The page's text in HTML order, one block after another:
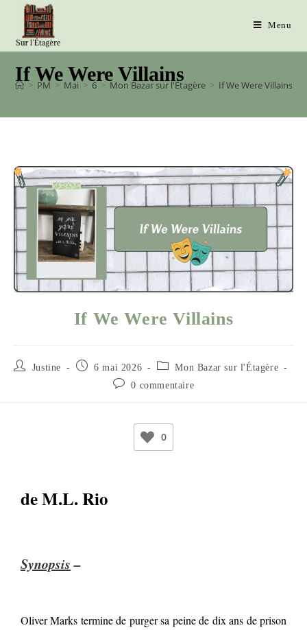
Menu
If We Were Villains
> PM > Mai > 6 > Mon Bazar sur l'Étagère > If We Were Villains
If We Were Villains
Justine 6 mai 2026
Mon Bazar sur l'Étagère
0 commentaire
0
de M.L. Rio
Synopsis–
Oliver Marks termine de purger sa peine de dix ans de prison